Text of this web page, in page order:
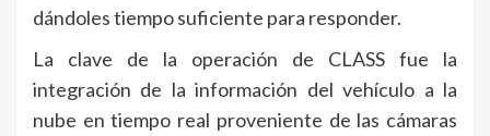
dándoles tiempo suficiente para responder.
La clave de la operación de CLASS fue la
integración de la información del vehículo a la
nube en tiempo real proveniente de las cámaras